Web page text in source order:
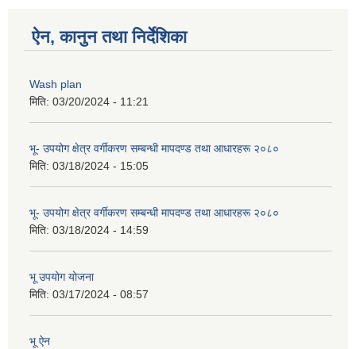
ऐन, कानुन तथा निर्देशिका
Wash plan
मिति: 03/20/2024 - 11:21
भू- उपयोग क्षेत्र वर्गीकरण सम्बन्धी मापदण्ड तथा आधारहरू २०८०
मिति: 03/18/2024 - 15:05
भू- उपयोग क्षेत्र वर्गीकरण सम्बन्धी मापदण्ड तथा आधारहरू २०८०
मिति: 03/18/2024 - 14:59
भू उपयोग योजना
मिति: 03/17/2024 - 08:57
भू ऐन